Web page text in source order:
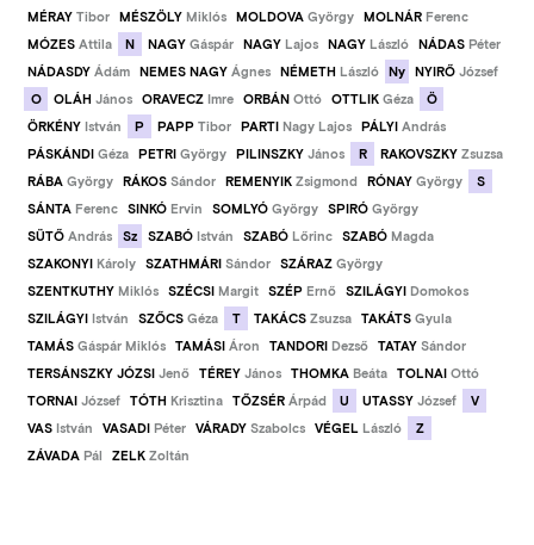
MÉRAY Tibor MÉSZÖLY Miklós MOLDOVA György MOLNÁR Ferenc
MÓZES Attila N NAGY Gáspár NAGY Lajos NAGY László NÁDAS Péter
NÁDASDY Ádám NEMES NAGY Ágnes NÉMETH László Ny NYIRŐ József
O
OLÁH János ORAVECZ Imre ORBÁN Ottó OTTLIK Géza
Ö
ÖRKÉNY István P PAPP Tibor PARTI Nagy Lajos PÁLYI András
PÁSKÁNDI Géza PETRI György PILINSZKY János R RAKOVSZKY Zsuzsa
RÁBA György RÁKOS Sándor REMENYIK Zsigmond RÓNAY György
S
SÁNTA Ferenc SINKÓ Ervin SOMLYÓ György SPIRÓ György
SÜTŐ András Sz SZABÓ István SZABÓ Lőrinc SZABÓ Magda
SZAKONYI Károly SZATHMÁRI Sándor SZÁRAZ György
SZENTKUTHY Miklós SZÉCSI Margit SZÉP Ernő SZILÁGYI Domokos
SZILÁGYI István SZŐCS Géza T TAKÁCS Zsuzsa TAKÁTS Gyula
TAMÁS Gáspár Miklós TAMÁSI Áron TANDORI Dezső TATAY Sándor
TERSÁNSZKY JÓZSI Jenő TÉREY János THOMKA Beáta TOLNAI Ottó
TORNAI József TÓTH Krisztina TŐZSÉR Árpád U UTASSY József
V
VAS István VASADI Péter VÁRADY Szabolcs VÉGEL László
Z
ZÁVADA Pál ZELK Zoltán